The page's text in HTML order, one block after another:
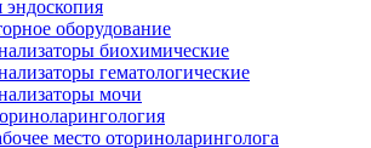
эндоскопия
оборудование
биохимические
гематологические
мочи
место оториноларинголога